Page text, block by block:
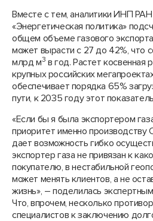
Вместе с тем, аналитики ИНП
«Энергетическая политика»
общем объеме газового
может вырасти с 27 до 42%, что
млрд м3 в год. Растет косвенная
крупных российских
обеспечивает порядка 65%
пути, к 2035 году этот
«Если бы я была экспортером
приоритет именно производству
дает возможность гибко
экспортер газа не привязан к
покупателю, в нестабильной
может менять клиентов, а не
жизнь», – поделилась
Что, впрочем, несколько
специалистов к заключению